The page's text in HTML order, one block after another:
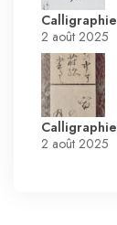
2 août 2025
2 août 2025